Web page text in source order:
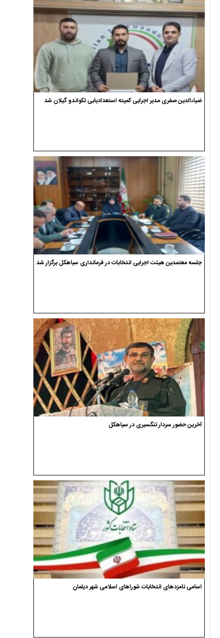
ضیاءالدین صفری مدیر اجرایی کمیته استعدادیابی تکواندو گیلان شد
جلسه معتمدین هیئت اجرایی انتخابات در فرمانداری سیاهکل برگزار شد
آخرین حضور سردار تنگسیری در سیاهکل
اسامی نامزدهای انتخابات شوراهای اسلامی شهر دیلمان